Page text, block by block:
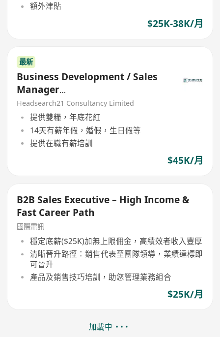
額外津貼
$25K-38K/月
最新
Business Development / Sales
Manager
(Sportswear/Outerwear)
**basic+commission**
Headsearch21 Consultancy Limited
提供雙糧，年底花紅
14天有薪年假，婚假，生日假等
提供在職有薪培訓
$45K/月
B2B Sales Executive – High Income &
Fast Career Path
國際電訊
穩定底薪($25K)加無上限佣金，高績效者收入豐厚
清晰晉升路徑：銷售代表至團隊領導，業績達標即
可晉升
產品及銷售技巧培訓，助您管理業務組合
$25K/月
加載中